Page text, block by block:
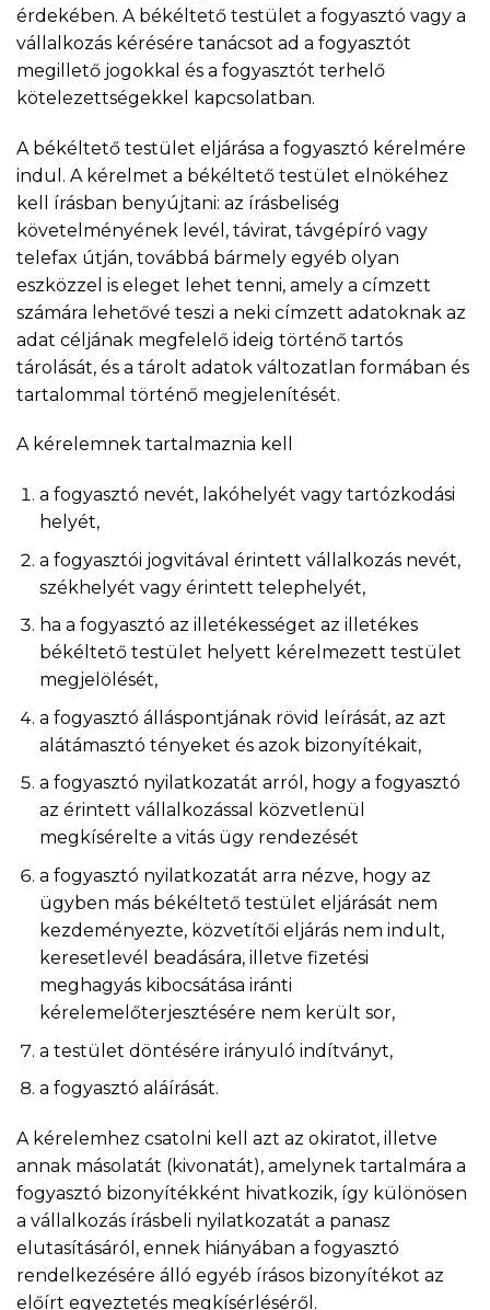
érdekében. A békéltető testület a fogyasztó vagy a
vállalkozás kérésére tanácsot ad a fogyasztót
megillető jogokkal és a fogyasztót terhelő
kötelezettségekkel kapcsolatban.
A békéltető testület eljárása a fogyasztó kérelmére
indul. A kérelmet a békéltető testület elnökéhez
kell írásban benyújtani: az írásbeliség
követelményének levél, távirat, távgépíró vagy
telefax útján, továbbá bármely egyéb olyan
eszközzel is eleget lehet tenni, amely a címzett
számára lehetővé teszi a neki címzett adatoknak az
adat céljának megfelelő ideig történő tartós
tárolását, és a tárolt adatok változatlan formában és
tartalommal történő megjelenítését.
A kérelemnek tartalmaznia kell
a fogyasztó nevét, lakóhelyét vagy tartózkodási
helyét,
a fogyasztói jogvitával érintett vállalkozás nevét,
székhelyét vagy érintett telephelyét,
ha a fogyasztó az illetékességet az illetékes
békéltető testület helyett kérelmezett testület
megjelölését,
a fogyasztó álláspontjának rövid leírását, az azt
alátámasztó tényeket és azok bizonyítékait,
a fogyasztó nyilatkozatát arról, hogy a fogyasztó
az érintett vállalkozással közvetlenül
megkísérelte a vitás ügy rendezését
a fogyasztó nyilatkozatát arra nézve, hogy az
ügyben más békéltető testület eljárását nem
kezdeményezte, közvetítői eljárás nem indult,
keresetlevél beadására, illetve fizetési
meghagyás kibocsátása iránti
kérelemelőterjesztésére nem került sor,
a testület döntésére irányuló indítványt,
a fogyasztó aláírását.
A kérelemhez csatolni kell azt az okiratot, illetve
annak másolatát (kivonatát), amelynek tartalmára a
fogyasztó bizonyítékként hivatkozik, így különösen
a vállalkozás írásbeli nyilatkozatát a panasz
elutasításáról, ennek hiányában a fogyasztó
rendelkezésére álló egyéb írásos bizonyítékot az
előírt egyeztetés megkísérléséről.